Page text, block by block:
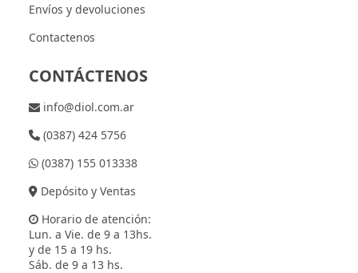
Envíos y devoluciones
Contactenos
CONTÁCTENOS
info@diol.com.ar
(0387) 424 5756
(0387) 155 013338
Depósito y Ventas
Horario de atención:
Lun. a Vie. de 9 a 13hs.
y de 15 a 19 hs.
Sáb. de 9 a 13 hs.